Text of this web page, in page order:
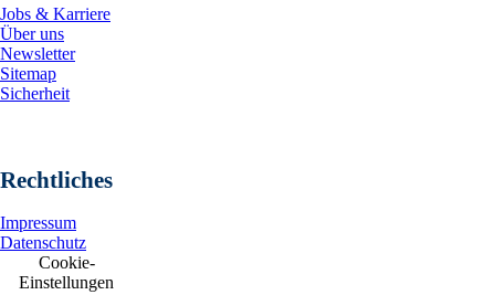
Jobs & Karriere
Über uns
Newsletter
Sitemap
Sicherheit
Rechtliches
Impressum
Datenschutz
Cookie-
Einstellungen